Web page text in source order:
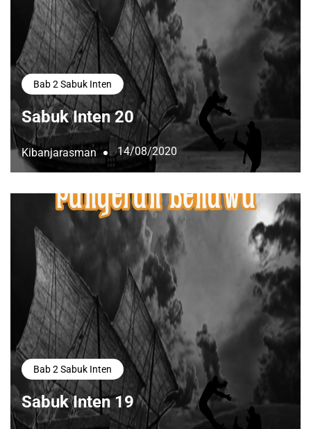
Bab 2 Sabuk Inten
Sabuk Inten 20
Kibanjarasman 14/08/2020
Bab 2 Sabuk Inten
Sabuk Inten 19